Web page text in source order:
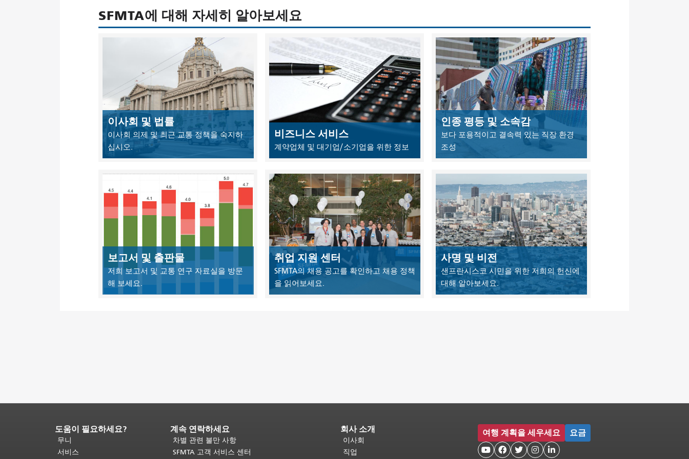
SFMTA에 대해 자세히 알아보세요
이사회 및 법률
이사회 의제 및 최근 교통 정책을 숙지하
십시오.
비즈니스 서비스
계약업체 및 대기업/소기업을 위한 정보
인종 평등 및 소속감
보다 포용적이고 결속력 있는 직장 환경
조성
보고서 및 출판물
저희 보고서 및 교통 연구 자료실을 방문
해 보세요.
취업 지원 센터
SFMTA의 채용 공고를 확인하고 채용 정책
을 읽어보세요.
사명 및 비전
샌프란시스코 시민을 위한 저희의 헌신에
대해 알아보세요.
페
이
지
도움이 필요하세요?
무니
서비스
계속 연락하세요
차별 관련 불만 사항
SFMTA 고객 서비스 센터
회사 소개
이사회
직업
여행 계획을 세우세요 요금
    